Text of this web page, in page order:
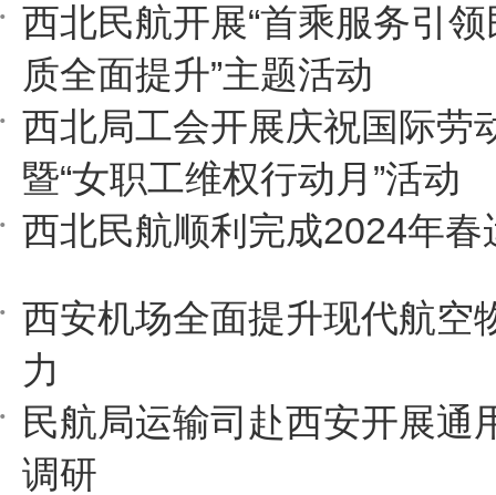
西北民航开展“首乘服务引
质全面提升”主题活动
西北局工会开展庆祝国际劳
暨“女职工维权行动月”活动
西北民航顺利完成2024年春
西安机场全面提升现代航空
力
民航局运输司赴西安开展通
调研